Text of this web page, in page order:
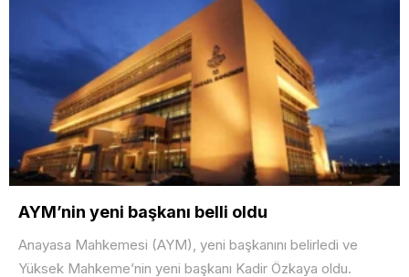
AYM’nin yeni başkanı belli oldu
Anayasa Mahkemesi (AYM), yeni başkanını belirledi ve
Yüksek Mahkeme’nin yeni başkanı Kadir Özkaya oldu.